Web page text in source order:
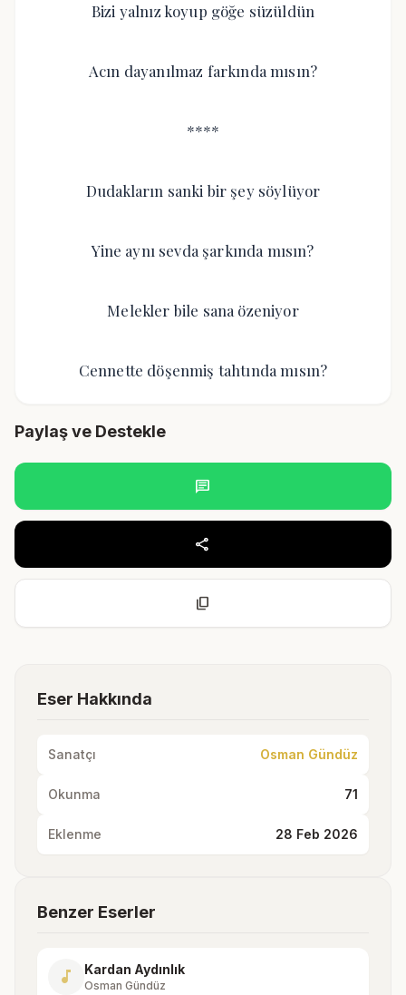
Bizi yalnız koyup göğe süzüldün
Acın dayanılmaz farkında mısın?
****
Dudakların sanki bir şey söylüyor
Yine aynı sevda şarkında mısın?
Melekler bile sana özeniyor
Cennette döşenmiş tahtında mısın?
Paylaş ve Destekle
chat
share
content_copy
Eser Hakkında
Sanatçı Osman Gündüz
Okunma 71
Eklenme 28 Feb 2026
Benzer Eserler
music_note Kardan Aydınlık
Osman Gündüz